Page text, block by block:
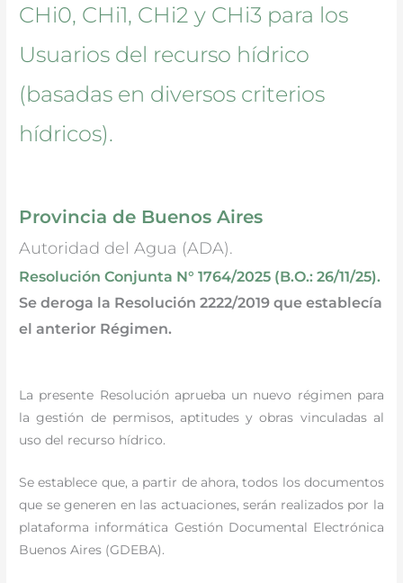
CHi0, CHi1, CHi2 y CHi3 para los
Usuarios del recurso hídrico
(basadas en diversos criterios
hídricos).
Provincia de Buenos Aires
Autoridad del Agua (ADA).
Resolución Conjunta N° 1764/2025 (B.O.: 26/11/25).
Se deroga la Resolución 2222/2019 que establecía
el anterior Régimen.
La presente Resolución aprueba un nuevo régimen para
la gestión de permisos, aptitudes y obras vinculadas al
uso del recurso hídrico.
Se establece que, a partir de ahora, todos los documentos
que se generen en las actuaciones, serán realizados por la
plataforma informática Gestión Documental Electrónica
Buenos Aires (GDEBA).